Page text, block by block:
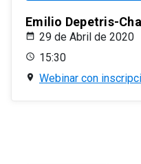
Emilio Depetris-
29 de Abril de 2020
15:30
Webinar con